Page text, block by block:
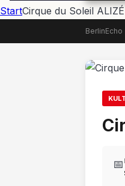
StartCirque du Soleil ALIZÉ
BerlinEcho
📅